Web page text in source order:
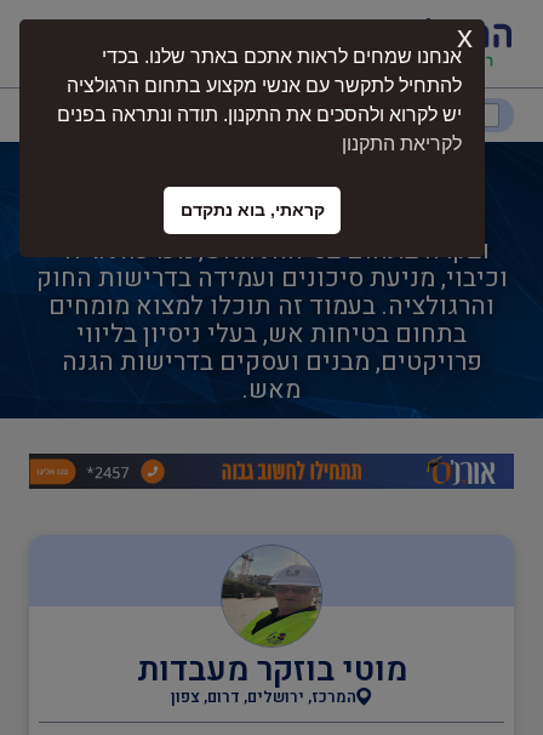
דרום המרכז ירושלים צפון
בודק מערכות כיבוי אש
בודק מערכות כיבוי אש כולל ייעוץ, ליווי
ובקרה בתחום בטיחות האש, מערכות גילוי
וכיבוי, מניעת סיכונים ועמידה בדרישות החוק
והרגולציה. בעמוד זה תוכלו למצוא מומחים
בתחום בטיחות אש, בעלי ניסיון בליווי
פרויקטים, מבנים ועסקים בדרישות הגנה
מאש.
חקלאות
בטיחות
בודקים מוסמכים
ביטחון
מוטי בוזקר מעבדות
המרכז, ירושלים, דרום, צפון
אנחנו שמחים לראות אתכם באתר שלנו. בכדי
להתחיל לתקשר עם אנשי מקצוע בתחום הרגולציה
יש לקרוא ולהסכים את התקנון. תודה ונתראה בפנים
לקריאת התקנון
קראתי, בוא נתקדם
x